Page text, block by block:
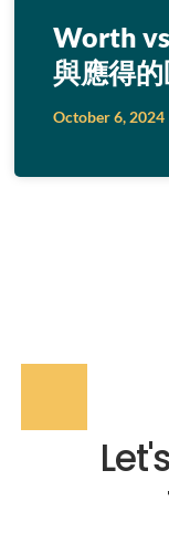
Worth
與應得
October 6, 2024